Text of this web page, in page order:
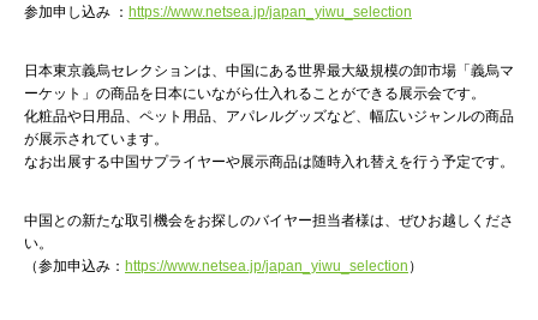
参加申し込み ： https://www.netsea.jp/japan_yiwu_selection
日本東京義烏セレクションは、中国にある世界最大級規模の卸市場「義烏マ
ーケット」の商品を日本にいながら仕入れることができる展示会です。
化粧品や日用品、ペット用品、アパレルグッズなど、幅広いジャンルの商品
が展示されています。
なお出展する中国サプライヤーや展示商品は随時入れ替えを行う予定です。
中国との新たな取引機会をお探しのバイヤー担当者様は、ぜひお越しくださ
い。
（参加申込み： https://www.netsea.jp/japan_yiwu_selection ）